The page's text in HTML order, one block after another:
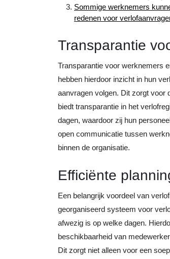
Sommige werknemers
redenen voor
Transparantie
Transparantie voor werknemers
hebben hierdoor inzicht in hun
aanvragen volgen. Dit zorgt voor
biedt transparantie in het
dagen, waardoor zij hun
open communicatie tussen
binnen de organisatie.
Efficiënte
Een belangrijk voordeel van
georganiseerd systeem voor
afwezig is op welke dagen.
beschikbaarheid van
Dit zorgt niet alleen voor een